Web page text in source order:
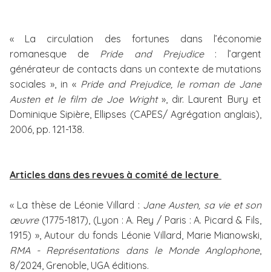
« La circulation des fortunes dans l’économie
romanesque de Pride and Prejudice: l’argent
générateur de contacts dans un contexte de mutations
sociales », in « Pride and Prejudice, le roman de Jane
Austen et le film de Joe Wright », dir. Laurent Bury et
Dominique Sipière, Ellipses (CAPES/ Agrégation anglais),
2006, pp. 121-138.
Articles dans des revues à comité de lecture
« La thèse de Léonie Villard : Jane Austen, sa vie et son
œuvre(1775-1817), (Lyon : A. Rey / Paris : A. Picard & Fils,
1915) », Autour du fonds Léonie Villard, Marie Mianowski,
RMA - Représentations dans le Monde Anglophone,
8/2024, Grenoble, UGA éditions.